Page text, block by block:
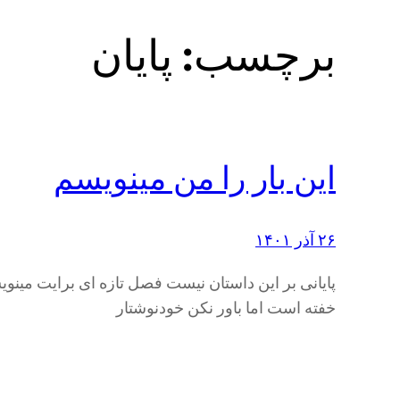
برچسب: پایان
این بار را من مینویسم
۲۶ آذر ۱۴۰۱
پایانی بر این داستان نیست فصل تازه ای برایت
خفته است اما باور نکن خودنوشتار